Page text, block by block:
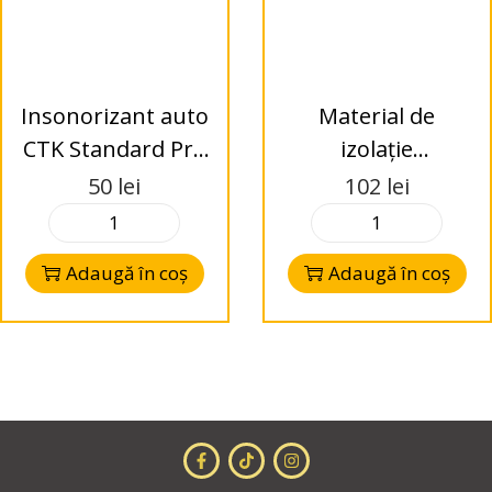
Insonorizant auto
CTK Standard Pro
Speaker Kit – set 4
foi pentru
difuzoare
50 lei
Adaugă în coș
Material de
izolație
multicomponentă
de înaltă calitate
cu 4 straturi
MULTYLAIER 7500
102 lei
Adaugă în coș